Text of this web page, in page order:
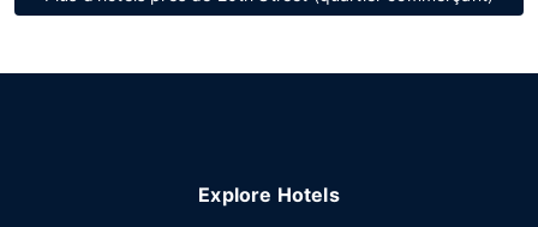
Explore Hotels